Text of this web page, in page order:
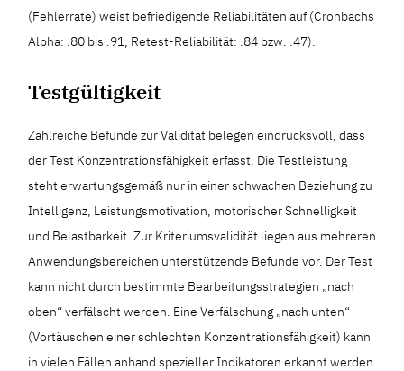
(Fehlerrate) weist befriedigende Reliabilitäten auf (Cronbachs
Alpha: .80 bis .91, Retest-Reliabilität: .84 bzw. .47).
Testgültigkeit
Zahlreiche Befunde zur Validität belegen eindrucksvoll, dass
der Test Konzentrationsfähigkeit erfasst. Die Testleistung
steht erwartungsgemäß nur in einer schwachen Beziehung zu
Intelligenz, Leistungsmotivation, motorischer Schnelligkeit
und Belastbarkeit. Zur Kriteriumsvalidität liegen aus mehreren
Anwendungsbereichen unterstützende Befunde vor. Der Test
kann nicht durch bestimmte Bearbeitungsstrategien „nach
oben“ verfälscht werden. Eine Verfälschung „nach unten“
(Vortäuschen einer schlechten Konzentrationsfähigkeit) kann
in vielen Fällen anhand spezieller Indikatoren erkannt werden.